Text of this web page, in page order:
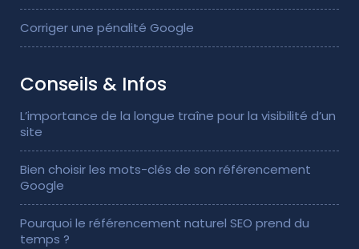
Corriger une pénalité Google
Conseils & Infos
L’importance de la longue traîne pour la visibilité d’un
site
Bien choisir les mots-clés de son référencement
Google
Pourquoi le référencement naturel SEO prend du
temps ?